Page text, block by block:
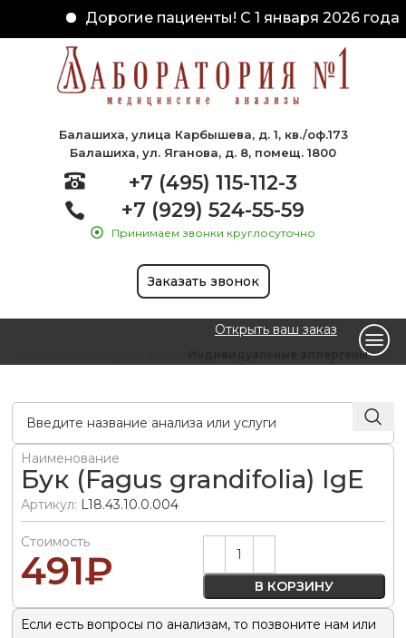
Дорогие пациенты! С 1 января 2026
Балашиха, улица Карбышева, д. 1, кв./оф.173
Балашиха, ул. Яганова, д. 8, помещ. 1800
+7 (495) 115-112-3
+7 (929) 524-55-59
Принимаем звонки круглосуточно
Заказать звонок
Открыть ваш заказ
Индивидуальные аллергены
Наименование
Бук (Fagus grandifolia) IgE
Артикул: L18.43.10.0.004
Стоимость
491₽ В КОРЗИНУ
Alternative:
Если есть вопросы по анализам, то позвоните нам или